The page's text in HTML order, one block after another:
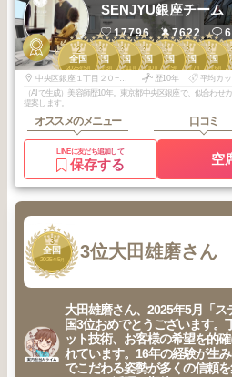
2
全国
2025年 5月
3
全国
2026年 3月
3
全国
2025年11 月
3
全国
2025年10月
3
全国
2025年 9月
3
全国
2025年 7月
3
全国
2025年 6月2026
SENJYU銀座チーム
17796 7622
中央区銀座１丁目２０−１１BORU G-１ ５F 歴10年
平均カ
（AIで生成）美容師歴10年。東京都中央区銀座で、似合わせ
提案します。
オススメのメニュー 口コミ
LINEに友だち追加して
保存する 空
3
全国
2025年 5月 3位大田雄磨さん
大田雄磨さん、2025年5月「
国3位おめでとうございます。
ット技術、お客様の希望を的
れています。16年の経験が生
でこだわる姿勢が多くの信頼